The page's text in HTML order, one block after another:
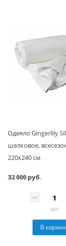
Одеяло Gingerlily
шелковое,
220х240 см
32 000 руб.
шт
В